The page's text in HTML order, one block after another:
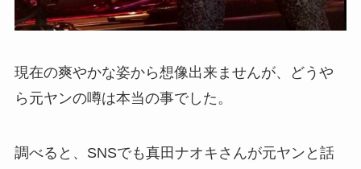
現在の爽やかな姿から想像出来ませんが、どうや
ら元ヤンの噂は本当の事でした。
調べると、SNSでも真田ナオキさんが元ヤンと話